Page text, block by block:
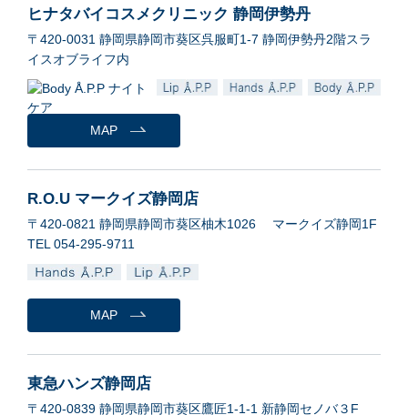
ヒナタバイコスメクリニック 静岡伊勢丹
〒420-0031 静岡県静岡市葵区呉服町1-7 静岡伊勢丹2階スラ
イスオブライフ内
MAP
R.O.U マークイズ静岡店
〒420-0821 静岡県静岡市葵区柚木1026 マークイズ静岡1F
TEL 054-295-9711
MAP
東急ハンズ静岡店
〒420-0839 静岡県静岡市葵区鷹匠1-1-1 新静岡セノバ３F